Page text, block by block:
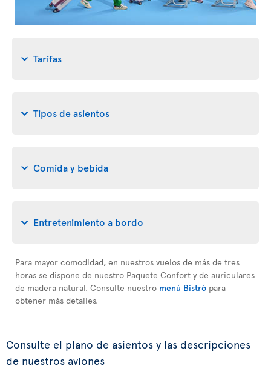
Tarifas
Tipos de asientos
Comida y bebida
Entretenimiento a bordo
Para mayor comodidad, en nuestros vuelos de más de tres
horas se dispone de nuestro Paquete Confort y de auriculares
de madera natural. Consulte nuestro menú Bistró para
obtener más detalles.
Consulte el plano de asientos y las descripciones
de nuestros aviones